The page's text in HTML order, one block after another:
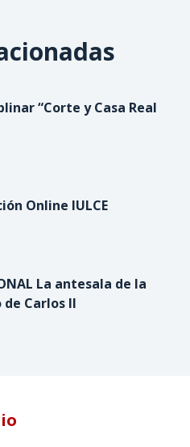
“Corte y Casa Real
Online IULCE
La antesala de la
Carlos II